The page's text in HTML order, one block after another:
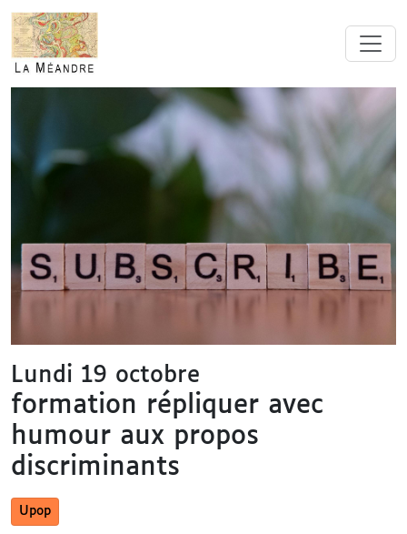
Lundi 19 octobre
formation répliquer avec
humour aux propos
discriminants
Upop